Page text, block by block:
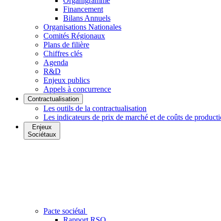
Financement
Bilans Annuels
Organisations Nationales
Comités Régionaux
Plans de filière
Chiffres clés
Agenda
R&D
Enjeux publics
Appels à concurrence
Contractualisation
Les outils de la contractualisation
Les indicateurs de prix de marché et de coûts de
Enjeux
Sociétaux
Pacte sociétal